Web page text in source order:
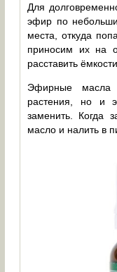
Для
эфир по
места, откуда
приносим их на
расставить
Эфирные масла
растения, но и
заменить. Когда
масло и налить в